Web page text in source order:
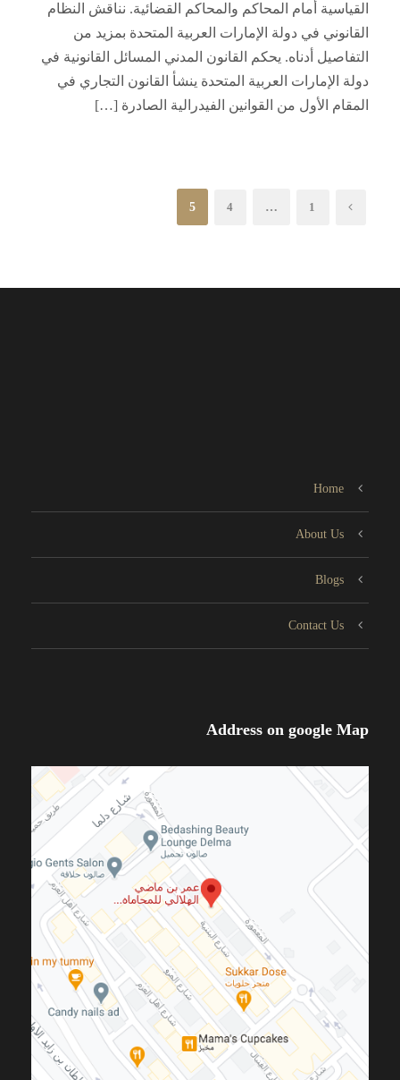
القياسية أمام المحاكم والمحاكم القضائية. نناقش النظام
القانوني في دولة الإمارات العربية المتحدة بمزيد من
التفاصيل أدناه. يحكم القانون المدني المسائل القانونية في
دولة الإمارات العربية المتحدة ينشأ القانون التجاري في
المقام الأول من القوانين الفيدرالية الصادرة […]
1
…
4
5
Home
About Us
Blogs
Contact Us
Address on google Map